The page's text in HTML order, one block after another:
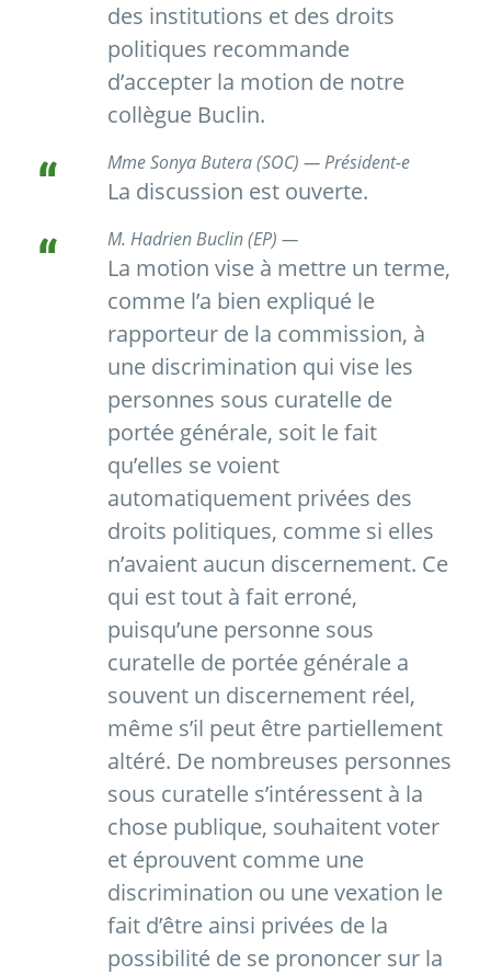
des institutions et des droits
politiques recommande
d’accepter la motion de notre
collègue Buclin.
Mme Sonya Butera (SOC) — Président-e
La discussion est ouverte.
M. Hadrien Buclin (EP) —
La motion vise à mettre un terme,
comme l’a bien expliqué le
rapporteur de la commission, à
une discrimination qui vise les
personnes sous curatelle de
portée générale, soit le fait
qu’elles se voient
automatiquement privées des
droits politiques, comme si elles
n’avaient aucun discernement. Ce
qui est tout à fait erroné,
puisqu’une personne sous
curatelle de portée générale a
souvent un discernement réel,
même s’il peut être partiellement
altéré. De nombreuses personnes
sous curatelle s’intéressent à la
chose publique, souhaitent voter
et éprouvent comme une
discrimination ou une vexation le
fait d’être ainsi privées de la
possibilité de se prononcer sur la